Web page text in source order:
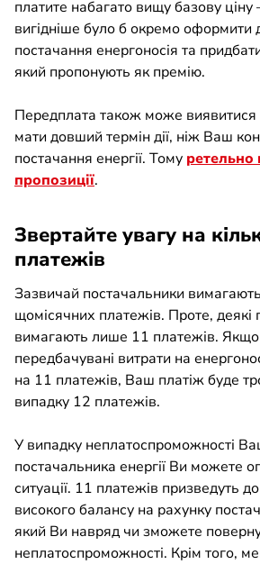
платите набагато вищу базову
вигідніше було б окремо оформити
постачання енергоносія та
який пропонують як премію.
Передплата також може виявитися
мати довший термін дії, ніж Ваш
постачання енергії. Тому ретельно
пропозиції.
Звертайте увагу на
платежів
Зазвичай постачальники
щомісячних платежів. Проте, деякі
вимагають лише 11 платежів.
передбачувані витрати на
на 11 платежів, Ваш платіж буде
випадку 12 платежів.
У випадку неплатоспроможності
постачальника енергії Ви можете
ситуації. 11 платежів призведуть
високого балансу на рахунку
який Ви навряд чи зможете
неплатоспроможності. Крім того,